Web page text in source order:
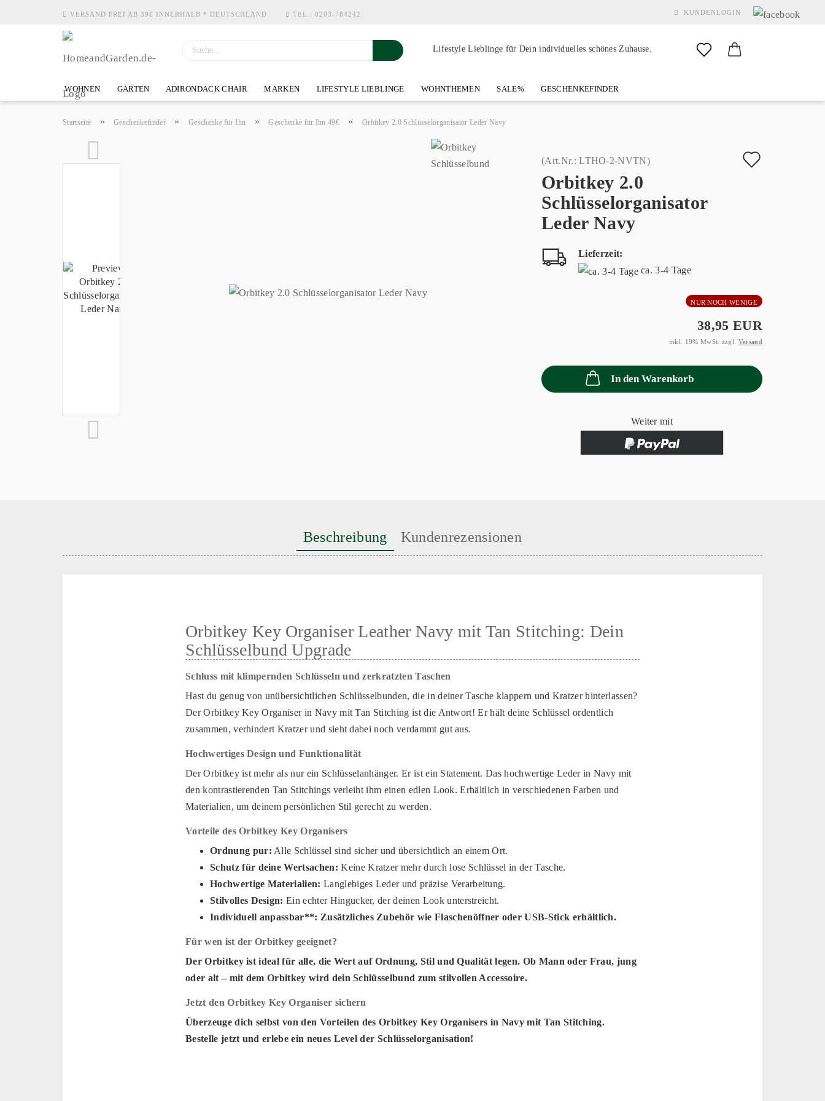
KUNDENLOGIN
Konto erstellen
Passwort vergessen?
VERSAND FREI AB 39€ INNERHALB * DEUTSCHLAND TEL.: 0203-784242
Lifestyle Lieblinge für Dein individuelles schönes Zuhause.
WOHNEN GARTEN ADIRONDACK CHAIR MARKEN LIFESTYLE LIEBLINGE WOHNTHEMEN SALE% GESCHENKEFINDER
Startseite » Geschenkefinder » Geschenke für Ihn » Geschenke für Ihn 49€ » Orbitkey 2.0 Schlüsselorganisator Leder Navy
(Art.Nr.:LTHO-2-NVTN)
Orbitkey 2.0
Schlüsselorganisator
Leder Navy
Lieferzeit:
ca. 3-4 Tage
NUR NOCH WENIGE
38,95 EUR
inkl. 19% MwSt. zzgl. Versand
In den Warenkorb
Weiter mit
Beschreibung Kundenrezensionen
Orbitkey Key Organiser Leather Navy mit Tan Stitching: Dein
Schlüsselbund Upgrade
Schluss mit klimpernden Schlüsseln und zerkratzten Taschen
Hast du genug von unübersichtlichen Schlüsselbunden, die in deiner Tasche klappern und Kratzer hinterlassen?
Der Orbitkey Key Organiser in Navy mit Tan Stitching ist die Antwort! Er hält deine Schlüssel ordentlich
zusammen, verhindert Kratzer und sieht dabei noch verdammt gut aus.
Hochwertiges Design und Funktionalität
Der Orbitkey ist mehr als nur ein Schlüsselanhänger. Er ist ein Statement. Das hochwertige Leder in Navy mit
den kontrastierenden Tan Stitchings verleiht ihm einen edlen Look. Erhältlich in verschiedenen Farben und
Materialien, um deinem persönlichen Stil gerecht zu werden.
Vorteile des Orbitkey Key Organisers
Ordnung pur: Alle Schlüssel sind sicher und übersichtlich an einem Ort.
Schutz für deine Wertsachen: Keine Kratzer mehr durch lose Schlüssel in der Tasche.
Hochwertige Materialien: Langlebiges Leder und präzise Verarbeitung.
Stilvolles Design: Ein echter Hingucker, der deinen Look unterstreicht.
Individuell anpassbar**: Zusätzliches Zubehör wie Flaschenöffner oder USB-Stick erhältlich.
Für wen ist der Orbitkey geeignet?
Der Orbitkey ist ideal für alle, die Wert auf Ordnung, Stil und Qualität legen. Ob Mann oder Frau, jung
oder alt – mit dem Orbitkey wird dein Schlüsselbund zum stilvollen Accessoire.
Jetzt den Orbitkey Key Organiser sichern
Überzeuge dich selbst von den Vorteilen des Orbitkey Key Organisers in Navy mit Tan Stitching.
Bestelle jetzt und erlebe ein neues Level der Schlüsselorganisation!